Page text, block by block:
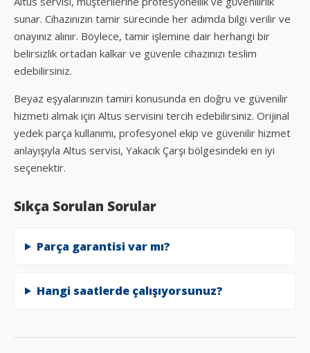
sunar. Cihazınızın tamir sürecinde her adımda bilgi verilir ve
onayınız alınır. Böylece, tamir işlemine dair herhangi bir
belirsizlik ortadan kalkar ve güvenle cihazınızı teslim
edebilirsiniz.
Beyaz eşyalarınızın tamiri konusunda en doğru ve güvenilir
hizmeti almak için Altus servisini tercih edebilirsiniz. Orijinal
yedek parça kullanımı, profesyonel ekip ve güvenilir hizmet
anlayışıyla Altus servisi, Yakacık Çarşı bölgesindeki en iyi
seçenektir.
Sıkça Sorulan Sorular
Parça garantisi var mı?
Hangi saatlerde çalışıyorsunuz?